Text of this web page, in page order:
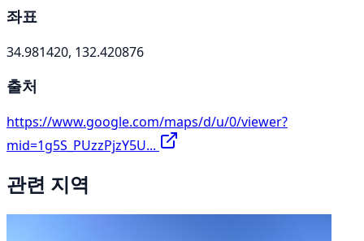
좌표
34.981420, 132.420876
출처
https://www.google.com/maps/d/u/0/viewer?
mid=1g5S_PUzzPjzY5U...
관련 지역